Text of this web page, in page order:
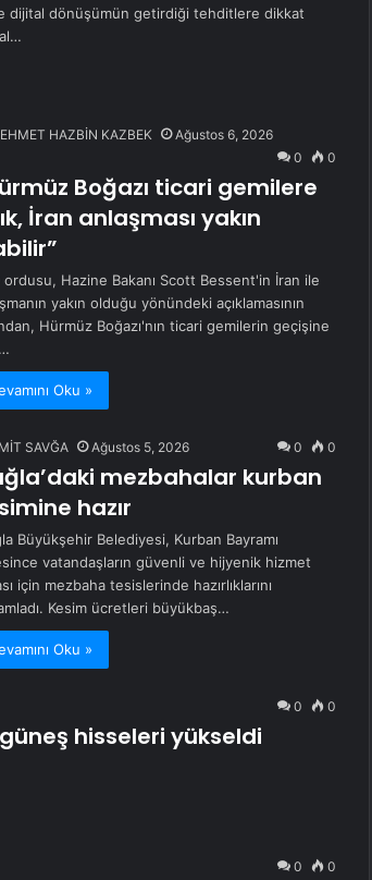
dijital dönüşümün getirdiği tehditlere dikkat
HAZBİN KAZBEK
Ağustos 6, 2026
0
0
Boğazı ticari gemilere
İran anlaşması yakın
ordusu, Hazine Bakanı Scott Bessent'in İran ile
yakın olduğu yönündeki açıklamasının
Hürmüz Boğazı'nın ticari gemilerin geçişine
Oku »
SAVĞA Ağustos 5, 2026 0 0
mezbahalar kurban
hazır
Büyükşehir Belediyesi, Kurban Bayramı
vatandaşların güvenli ve hijyenik hizmet
için mezbaha tesislerinde hazırlıklarını
Kesim ücretleri büyükbaş…
Oku »
0 0
hisseleri yükseldi
0 0